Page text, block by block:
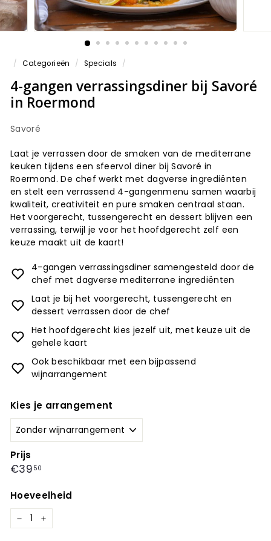
/ Categorieën / Specials /
4-gangen verrassingsdiner bij Savoré
in Roermond
Savoré
Laat je verrassen door de smaken van de mediterrane
keuken tijdens een sfeervol diner bij Savoré in
Roermond. De chef werkt met dagverse ingrediënten
en stelt een verrassend 4-gangenmenu samen waarbij
kwaliteit, creativiteit en pure smaken centraal staan.
Het voorgerecht, tussengerecht en dessert blijven een
verrassing, terwijl je voor het hoofdgerecht zelf een
keuze maakt uit de kaart!
4-gangen verrassingsdiner samengesteld door de
chef met dagverse mediterrane ingrediënten
Laat je bij het voorgerecht, tussengerecht en
dessert verrassen door de chef
Het hoofdgerecht kies jezelf uit, met keuze uit de
gehele kaart
Ook beschikbaar met een bijpassend
wijnarrangement
Kies je arrangement
Prijs
Prijs
€39 50
Hoeveelheid
− +